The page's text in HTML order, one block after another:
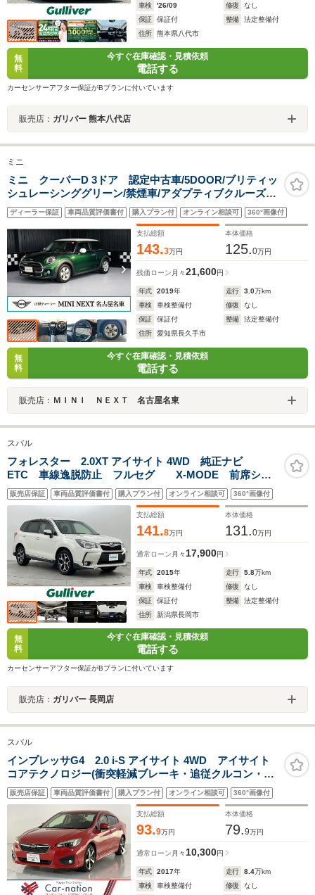
車検
'26/09 修復
なし
保証
保証付 整備
法定整備付
住所
熊本県八代市
無
料
今すぐ在庫確認・見積依頼
電話する
カーセンサーアフター保証がBプランに付いています
販売店： ガリバー 熊本八代店
ミニ
ミニ クーパーD 3ドア 認定中古車/5DOOR/ブリティッ
シュレーシンググリーン/禁煙車/アダプティブクルーズコ
ントロール/衝突軽減ブレーキ/純正ナビゲーション/純正バ
ックカメラ
ディーラー保証 車両品質評価書付 購入プラン付 オンライン相談可 360°画像付
支払総額
143.3万円
本体価格
125.0万円
残価ローン 月々21,600円
年式 2019年 走行 3.0万km
車検
車検整備付 修復
なし
保証
保証付 整備
法定整備付
住所
愛知県長久手市
無
料
今すぐ在庫確認・見積依頼
電話する
販売店： ＭＩＮＩ ＮＥＸＴ 名古屋名東
スバル
フォレスター 2.0XT アイサイト 4WD 純正ナビ
ETC 車線逸脱防止 フルセグ X-MODE 前席シー
トヒーター レーダークルーズコントロール
Bluetooth バックカメラ 衝突軽減ブレーキ
販売店保証 車両品質評価書付 購入プラン付 オンライン相談可 360°画像付
支払総額
141.8万円
本体価格
131.0万円
通常ローン 月々 17,900円
年式 2015年 走行 5.8万km
車検
車検整備付 修復
なし
保証
保証付 整備
法定整備付
住所
新潟県長岡市
無
料
今すぐ在庫確認・見積依頼
電話する
カーセンサーアフター保証がBプランに付いています
販売店： ガリバー 長岡店
スバル
インプレッサG4 2.0 i-S アイサイト 4WD アイサイト
コアテクノロジー(衝突軽減ブレーキ・追従クルコン・誤
発進抑制・レーンキープ)/ステア連動LEDヘッドランプ/左
右独立AAC/前席パワーシート/KENWOODナビ/ドラレ
コ/ETC2.0/バックカメラ
販売店保証 車両品質評価書付 購入プラン付 オンライン相談可 360°画像付
支払総額
93.9万円
本体価格
79.9万円
通常ローン 月々10,300円
年式 2017年 走行 8.4万km
車検
車検整備付 修復 なし